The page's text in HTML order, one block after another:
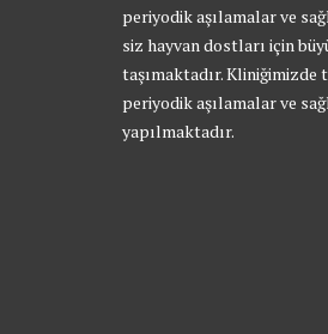
periyodik aşılamalar ve
siz hayvan dostları için
taşımaktadır. Kliniğimizde
periyodik aşılamalar ve
yapılmaktadır.